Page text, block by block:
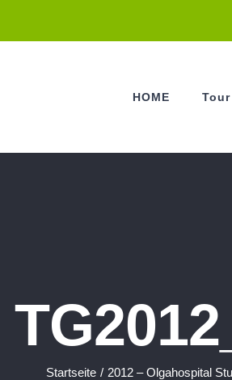
HOME
Startseite / 2012 – Olgahospital